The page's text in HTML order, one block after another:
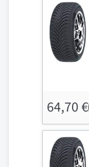
64,70 €